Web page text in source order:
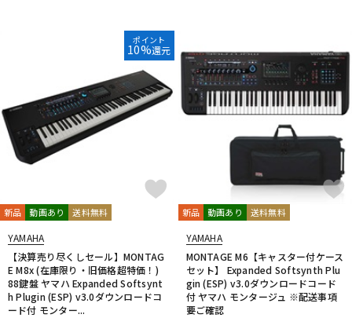
配信/ライブ機器
中古 ヴィンテージ
ポイント
10%還元
新品 動画あり 送料無料
YAMAHA
【決算売り尽くしセール】MONTAG
E M8x (在庫限り・旧価格超特価！)
88鍵盤 ヤマハ Expanded Softsynt
h Plugin (ESP) v3.0ダウンロードコ
ード付 モンター...
新品 動画あり 送料無料
YAMAHA
MONTAGE M6【キャスター付ケース
セット】 Expanded Softsynth Plu
gin (ESP) v3.0ダウンロードコード
付 ヤマハ モンタージュ ※配送事項
要ご確認